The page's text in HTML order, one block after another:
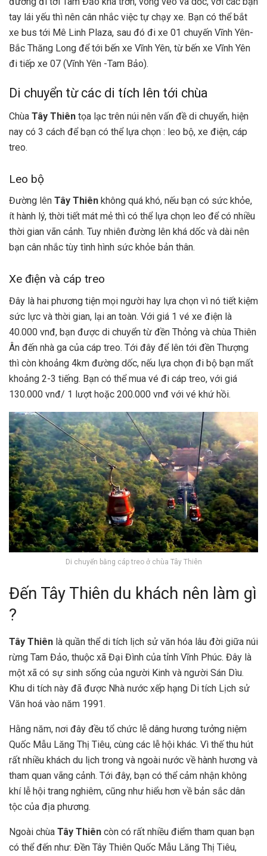
tay lái yếu thì nên cân nhắc việc tự chạy xe. Bạn có thể bắt
xe bus tới Mê Linh Plaza, sau đó đi xe 01 chuyến Vĩnh Yên-
Bắc Thăng Long để tới bến xe Vĩnh Yên, từ bến xe Vĩnh Yên
đi tiếp xe 07 (Vĩnh Yên -Tam Bảo).
Di chuyển từ các di tích lên tới chùa
Chùa Tây Thiên tọa lạc trên núi nên vấn đề di chuyển, hiện
nay có 3 cách để bạn có thể lựa chọn : leo bộ, xe điện, cáp
treo.
Leo bộ
Đường lên Tây Thiên không quá khó, nếu bạn có sức khỏe,
ít hành lý, thời tiết mát mẻ thì có thể lựa chọn leo để có nhiều
thời gian vãn cảnh. Tuy nhiên đường lên khá dốc và dài nên
bạn cân nhắc tùy tình hình sức khỏe bản thân.
Xe điện và cáp treo
Đây là hai phương tiện mọi người hay lựa chọn vì nó tiết kiệm
sức lực và thời gian, lại an toàn. Với giá 1 vé xe điện là
40.000 vnđ, bạn được di chuyển từ đền Thỏng và chùa Thiên
Ân đến nhà ga của cáp treo. Tới đây để lên tới đền Thượng
thì còn khoảng 4km đường dốc, nếu lựa chọn đi bộ bạn mất
khoảng 2-3 tiếng. Bạn có thể mua vé đi cáp treo, với giá
130.000 vnđ/ 1 lượt hoặc 200.000 vnđ với vé khứ hồi.
Di chuyển bằng cáp treo ở chùa Tây Thiên
Đến Tây Thiên du khách nên làm gì
?
Tây Thiên là quần thể di tích lịch sử văn hóa lâu đời giữa núi
rừng Tam Đảo, thuộc xã Đại Đình của tỉnh Vĩnh Phúc. Đây là
một xã có sự sinh sống của người Kinh và người Sán Dìu.
Khu di tích này đã được Nhà nước xếp hạng Di tích Lịch sử
Văn hoá vào năm 1991.
Hằng năm, nơi đây đều tổ chức lễ dâng hương tưởng niệm
Quốc Mẫu Lăng Thị Tiêu, cùng các lễ hội khác. Vì thế thu hút
rất nhiều khách du lịch trong và ngoài nước về hành hương và
tham quan vãng cảnh. Tới đây, bạn có thể cảm nhận không
khí lễ hội trang nghiêm, cũng như hiểu hơn về bản sắc dân
tộc của địa phương.
Ngoài chùa Tây Thiên còn có rất nhiều điểm tham quan bạn
có thể đến như: Đền Tây Thiên Quốc Mẫu Lăng Thị Tiêu,